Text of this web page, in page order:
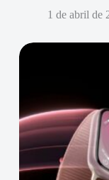
1 de abril de